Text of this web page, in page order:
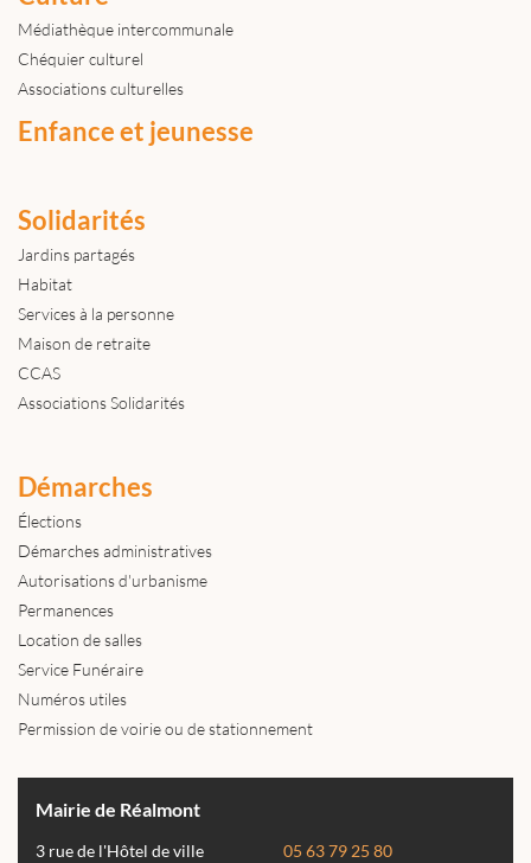
Médiathèque intercommunale
Chéquier culturel
Associations culturelles
Enfance et jeunesse
Solidarités
Jardins partagés
Habitat
Services à la personne
Maison de retraite
CCAS
Associations Solidarités
Démarches
Élections
Démarches administratives
Autorisations d'urbanisme
Permanences
Location de salles
Service Funéraire
Numéros utiles
Permission de voirie ou de stationnement
Mairie de Réalmont
3 rue de l'Hôtel de ville
05 63 79 25 80